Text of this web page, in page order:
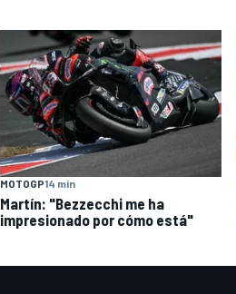
MOTOGP14 min
Martín: "Bezzecchi me ha
impresionado por cómo está"